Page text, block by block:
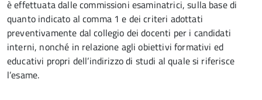
è effettuata dalle commissioni esaminatrici, sulla base di
quanto indicato al comma 1 e dei criteri adottati
preventivamente dal collegio dei docenti per i candidati
interni, nonché in relazione agli obiettivi formativi ed
educativi propri dell’indirizzo di studi al quale si riferisce
l’esame.